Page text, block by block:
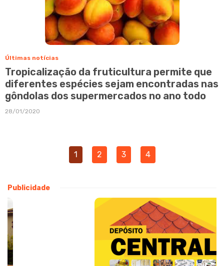
Últimas notícias
Tropicalização da fruticultura permite que
diferentes espécies sejam encontradas nas
gôndolas dos supermercados no ano todo
28/01/2020
1 2 3 4
Publicidade